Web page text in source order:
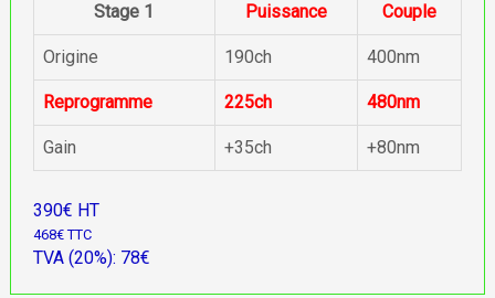
Stage 1
Puissance Couple
Origine 190ch 400nm
Reprogramme 225ch 480nm
Gain +35ch +80nm
390€ HT
468€ TTC
TVA (20%): 78€